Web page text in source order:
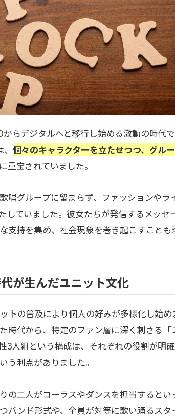
らデジタルへと移行し始める激動の時代
個々のキャラクターを立たせつつ、グル
重宝されていました。
唱グループに留まらず、ファッションやラ
していました。彼女たちが発信するメッセ
支持を集め、社会現象を巻き起こすことも
が生んだユニット文化
トの普及により個人の好みが多様化し始
時代から、特定のファン層に深く刺さる
3人組という構成は、それぞれの役割が明
う利点がありました。
の二人がコーラスやダンスを担当するとい
バンド形式や、全員が対等に歌い踊るスタ